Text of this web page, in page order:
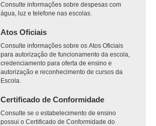
Consulte informações sobre despesas com
água, luz e telefone nas escolas.
Atos Oficiais
Consulte informações sobre os Atos Oficiais
para autorização de funcionamento da escola,
credenciamento para oferta de ensino e
autorização e reconhecimento de cursos da
Escola.
Certificado de Conformidade
Consulte se o estabelecimento de ensino
possui o Certificado de Conformidade do